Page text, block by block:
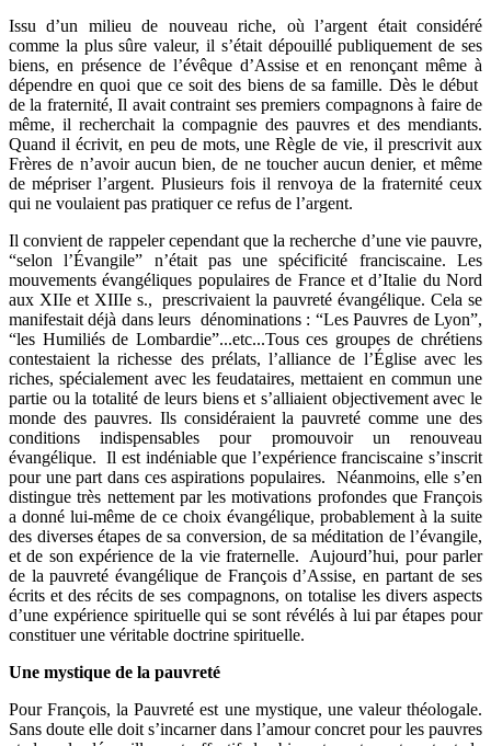
Issu d’un milieu de nouveau riche, où l’argent était considéré
comme la plus sûre valeur, il s’était dépouillé publiquement de ses
biens, en présence de l’évêque d’Assise et en renonçant même à
dépendre en quoi que ce soit des biens de sa famille. Dès le début
de la fraternité, Il avait contraint ses premiers compagnons à faire de
même, il recherchait la compagnie des pauvres et des mendiants.
Quand il écrivit, en peu de mots, une Règle de vie, il prescrivit aux
Frères de n’avoir aucun bien, de ne toucher aucun denier, et même
de mépriser l’argent. Plusieurs fois il renvoya de la fraternité ceux
qui ne voulaient pas pratiquer ce refus de l’argent.
Il convient de rappeler cependant que la recherche d’une vie pauvre,
“selon l’Évangile” n’était pas une spécificité franciscaine. Les
mouvements évangéliques populaires de France et d’Italie du Nord
aux XIIe et XIIIe s., prescrivaient la pauvreté évangélique. Cela se
manifestait déjà dans leurs dénominations : “Les Pauvres de Lyon”,
“les Humiliés de Lombardie”...etc...Tous ces groupes de chrétiens
contestaient la richesse des prélats, l’alliance de l’Église avec les
riches, spécialement avec les feudataires, mettaient en commun une
partie ou la totalité de leurs biens et s’alliaient objectivement avec le
monde des pauvres. Ils considéraient la pauvreté comme une des
conditions indispensables pour promouvoir un renouveau
évangélique. Il est indéniable que l’expérience franciscaine s’inscrit
pour une part dans ces aspirations populaires. Néanmoins, elle s’en
distingue très nettement par les motivations profondes que François
a donné lui-même de ce choix évangélique, probablement à la suite
des diverses étapes de sa conversion, de sa méditation de l’évangile,
et de son expérience de la vie fraternelle. Aujourd’hui, pour parler
de la pauvreté évangélique de François d’Assise, en partant de ses
écrits et des récits de ses compagnons, on totalise les divers aspects
d’une expérience spirituelle qui se sont révélés à lui par étapes pour
constituer une véritable doctrine spirituelle.
Une mystique de la pauvreté
Pour François, la Pauvreté est une mystique, une valeur théologale.
Sans doute elle doit s’incarner dans l’amour concret pour les pauvres